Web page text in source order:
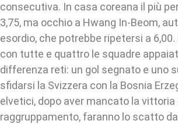
consecutiva. In casa coreana il più
3,75, ma occhio a Hwang In-Beom,
esordio, che potrebbe ripetersi a
con tutte e quattro le squadre
differenza reti: un gol segnato e uno
sfidarsi la Svizzera con la Bosnia
elvetici, dopo aver mancato la vittoria
raggruppamento, faranno lo scatto